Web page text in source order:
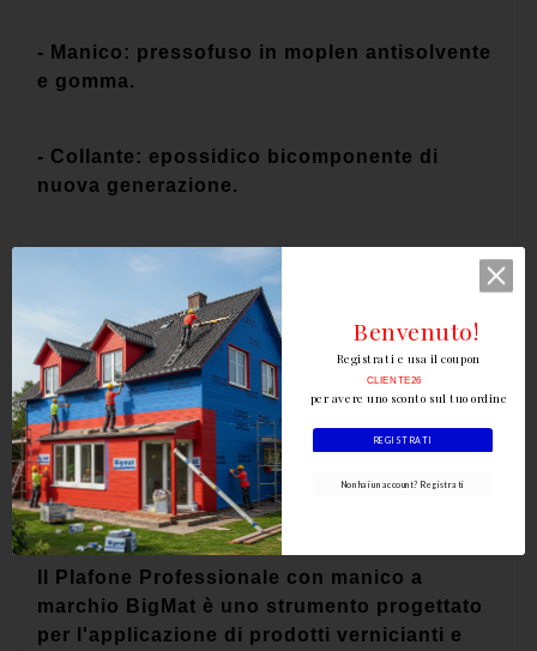
- Manico: pressofuso in moplen antisolvente
e gomma.
- Collante: epossidico bicomponente di
nuova generazione.
- Resistente ai solventi, resiliente all’acqua e
con migliore potere di incollaggio.
CAMPI DI IMPIEGO:
Applicazione di idropitture, impregnanti,
isolanti, smalti a solvente eccetera
Il Plafone Professionale con manico a
marchio BigMat è uno strumento progettato
per l'applicazione di prodotti vernicianti e
REGISTRATI
Non hai un account? Registrati
Registrati e usa il coupon
per avere uno sconto sul tuo ordine
CLIENTE26
Benvenuto!